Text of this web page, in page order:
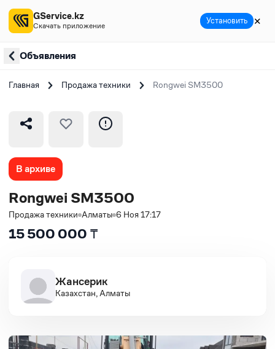
Объявления
Главная Продажа техники Rongwei SM3500
В архиве
Rongwei SM3500
Продажа техники Алматы 6 Ноя 17:17
15 500 000 ₸
Жансерик
Казахстан, Алматы
GService.kz
Скачать приложение Установить ✕